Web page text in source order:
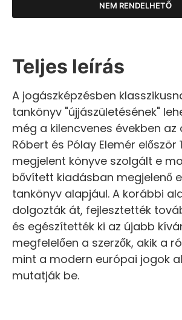
NEM RENDELHETŐ
Teljes leírás
A jogászképzésben
tankönyv "újjászületésének"
még a kilencvenes években az
Róbert és Pólay Elemér először
megjelent könyve szolgált e
bővített kiadásban megjelenő
tankönyv alapjául. A korábbi
dolgozták át, fejlesztették
és egészítették ki az újabb
megfelelően a szerzők, akik a
mint a modern európai jogok
mutatják be.